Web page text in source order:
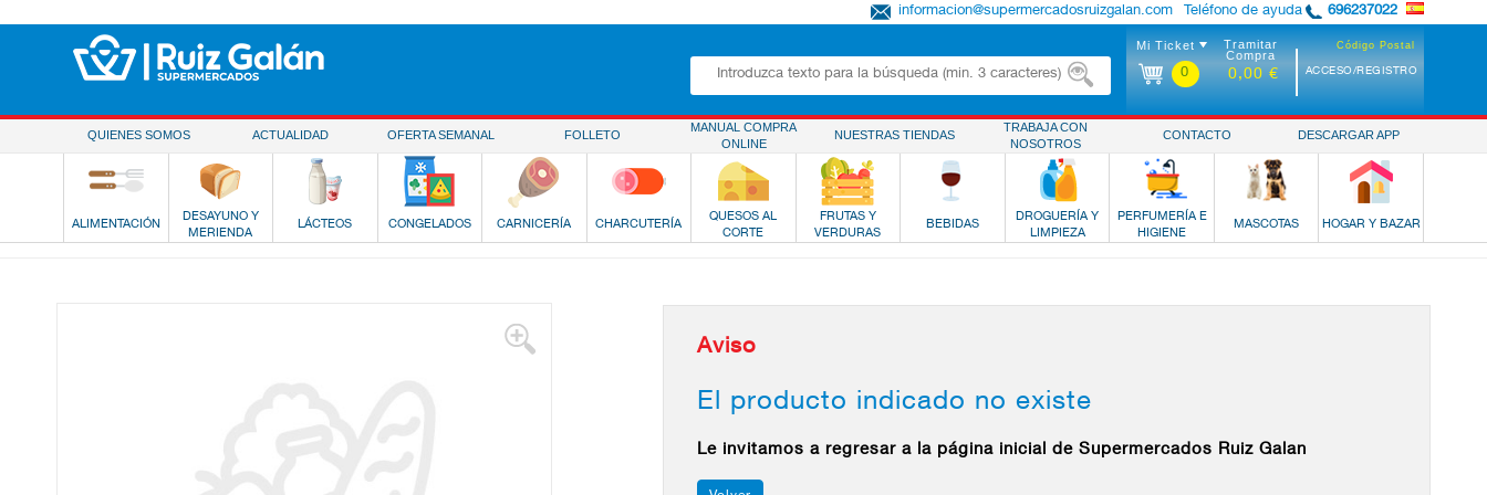
Teléfono de ayuda 696237022
informacion@supermercadosruizgalan.com
Código Postal
ACCESO/REGISTRO
Mi Ticket
0
Tramitar
Compra
0,00 €
QUIENES SOMOS ACTUALIDAD OFERTA SEMANAL FOLLETO
MANUAL COMPRA
ONLINE
NUESTRAS TIENDAS
TRABAJA CON
NOSOTROS
CONTACTO DESCARGAR APP
ALIMENTACIÓN
DESAYUNO Y
MERIENDA
LÁCTEOS CONGELADOS CARNICERÍA CHARCUTERÍA
QUESOS AL
CORTE
FRUTAS Y
VERDURAS
BEBIDAS
DROGUERÍA Y
LIMPIEZA
PERFUMERÍA E
HIGIENE
MASCOTAS HOGAR Y BAZAR
Aviso
El producto indicado no existe
Le invitamos a regresar a la página inicial de Supermercados Ruiz Galan